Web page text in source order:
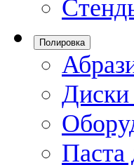
Полировка
Диски
Паста